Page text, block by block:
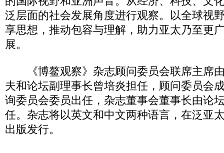
泛层面的社会发展角度进行观察。以全球视
享思想，推动包容与理解，助力亚太乃至更
展。
《博鳌观察》杂志顾问委员会联席主席
夫和论坛副理事长曾培炎担任，顾问委员会
询委员会委员出任，杂志董事会董事长由论
任。杂志将以英文和中文两种语言，在泛亚
出版发行。